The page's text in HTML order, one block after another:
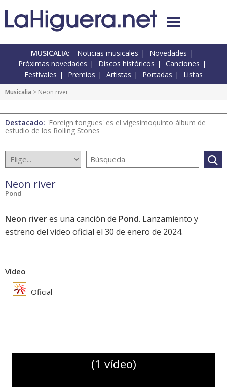
MUSICALIA: Noticias musicales
Novedades
Próximas novedades
Discos históricos
Canciones
Festivales
Premios Artistas Portadas Listas
Musicalia > Neon river
Destacado: 'Foreign tongues' es el vigesimoquinto álbum de
estudio de los Rolling Stones
Neon river
Pond
Neon riveres una canción de Pond. Lanzamiento y
estreno del video oficial el 30 de enero de 2024.
Vídeo
Oficial
(1 vídeo)